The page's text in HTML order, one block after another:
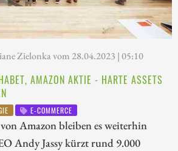
Zielonka vom 28.04.2023 | 05:10
AMAZON AKTIE - HARTE ASSETS
E-COMMERCE
Amazon bleiben es weiterhin
Andy Jassy kürzt rund 9.000